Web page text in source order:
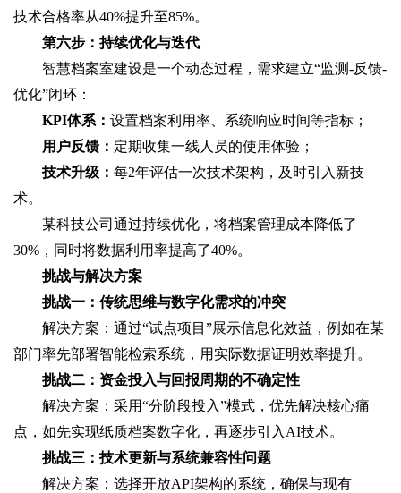
技术合格率从40%提升至85%。
第六步：持续优化与迭代
智慧档案室建设是一个动态过程，需求建立“监测-反馈-
优化”闭环：
KPI体系： 设置档案利用率、系统响应时间等指标；
用户反馈： 定期收集一线人员的使用体验；
技术升级： 每2年评估一次技术架构，及时引入新技
术。
某科技公司通过持续优化，将档案管理成本降低了
30%，同时将数据利用率提高了40%。
挑战与解决方案
挑战一：传统思维与数字化需求的冲突
解决方案：通过“试点项目”展示信息化效益，例如在某
部门率先部署智能检索系统，用实际数据证明效率提升。
挑战二：资金投入与回报周期的不确定性
解决方案：采用“分阶段投入”模式，优先解决核心痛
点，如先实现纸质档案数字化，再逐步引入AI技术。
挑战三：技术更新与系统兼容性问题
解决方案：选择开放API架构的系统，确保与现有